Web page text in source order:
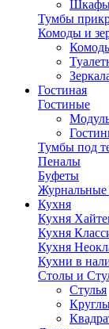
Шкафы
Тумбы
Комоды и
Гостиная
Гостиные
Тумбы под
Пеналы
Буфеты
Журнальные
Кухня
Кухня
Кухня
Кухня
Кухни в
Столы и
Стулья